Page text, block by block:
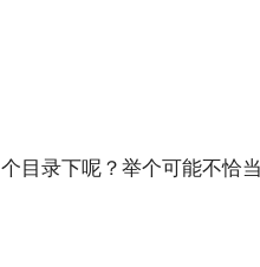
目录下呢？举个可能不恰